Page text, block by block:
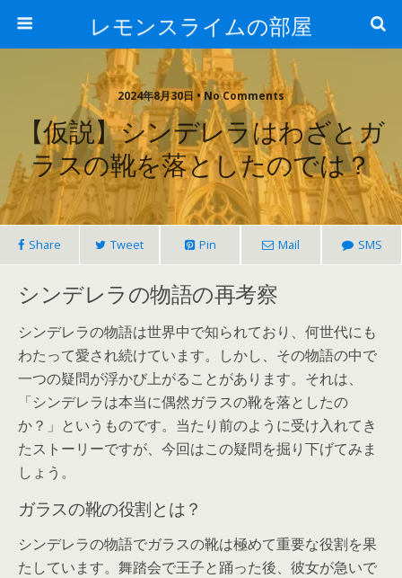
レモンスライムの部屋
2024年8月30日 • No Comments
【仮説】シンデレラはわざとガ
ラスの靴を落としたのでは？
Share Tweet Pin Mail SMS
シンデレラの物語の再考察
シンデレラの物語は世界中で知られており、何世代にも
わたって愛され続けています。しかし、その物語の中で
一つの疑問が浮かび上がることがあります。それは、
「シンデレラは本当に偶然ガラスの靴を落としたの
か？」というものです。当たり前のように受け入れてき
たストーリーですが、今回はこの疑問を掘り下げてみま
しょう。
ガラスの靴の役割とは？
シンデレラの物語でガラスの靴は極めて重要な役割を果
たしています。舞踏会で王子と踊った後、彼女が急いで